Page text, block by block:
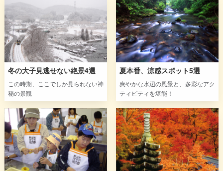
冬の大子見逃せない絶景4選
この時期、ここでしか見られない神
秘の景観
夏本番、涼感スポット5選
爽やかな水辺の風景と、多彩なアク
ティビティを堪能！